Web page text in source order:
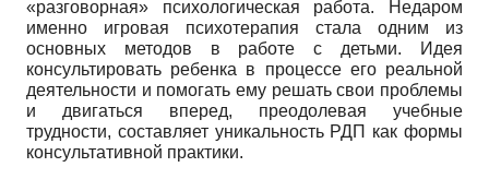
«разговорная» психологическая работа. Недаром
именно игровая психотерапия стала одним из
основных методов в работе с детьми. Идея
консультировать ребенка в процессе его реальной
деятельности и помогать ему решать свои проблемы
и двигаться вперед, преодолевая учебные
трудности, составляет уникальность РДП как формы
консультативной практики.